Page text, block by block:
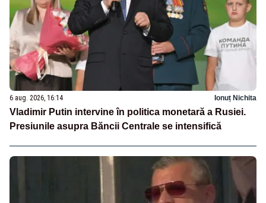
6 aug. 2026, 16:14 Ionuț Nichita
Vladimir Putin intervine în politica monetară a Rusiei.
Presiunile asupra Băncii Centrale se intensifică